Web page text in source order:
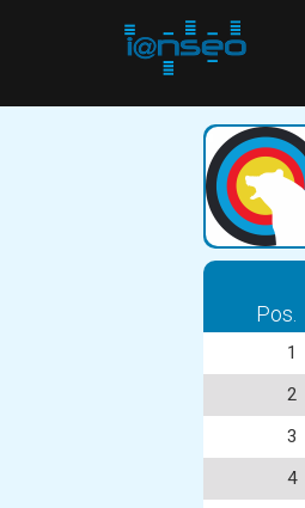
Pos.
1
2
3
4